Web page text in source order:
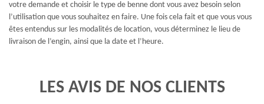
votre demande et choisir le type de benne dont vous avez besoin selon
l’utilisation que vous souhaitez en faire. Une fois cela fait et que vous vous
êtes entendus sur les modalités de location, vous déterminez le lieu de
livraison de l’engin, ainsi que la date et l’heure.
LES AVIS DE NOS CLIENTS